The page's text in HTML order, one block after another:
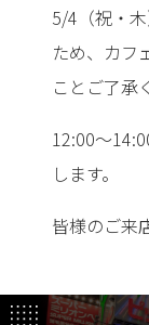
5/4（祝・
ため、カフ
ことご了承
12:00～
します。
皆様のご来